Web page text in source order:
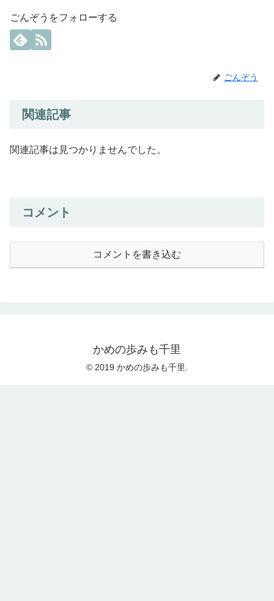
ごんぞうをフォローする
ごんぞう
関連記事
関連記事は見つかりませんでした。
コメント
コメントを書き込む
かめの歩みも千里
© 2019 かめの歩みも千里.